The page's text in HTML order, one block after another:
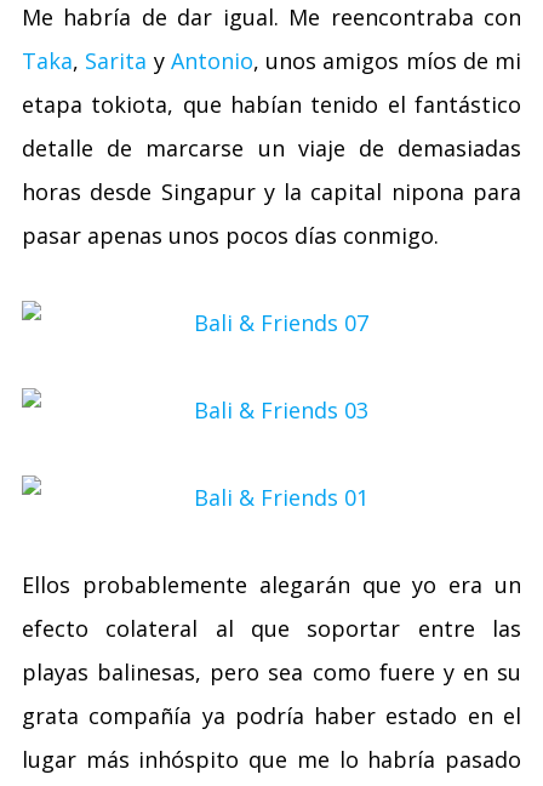
Me habría de dar igual. Me reencontraba con
Taka, Sarita y Antonio, unos amigos míos de mi
etapa tokiota, que habían tenido el fantástico
detalle de marcarse un viaje de demasiadas
horas desde Singapur y la capital nipona para
pasar apenas unos pocos días conmigo.
Ellos probablemente alegarán que yo era un
efecto colateral al que soportar entre las
playas balinesas, pero sea como fuere y en su
grata compañía ya podría haber estado en el
lugar más inhóspito que me lo habría pasado